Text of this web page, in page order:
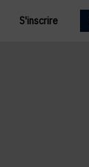
S'inscrire